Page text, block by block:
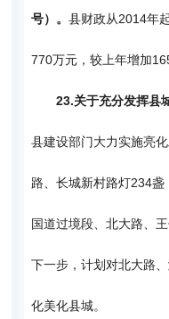
号）。 县财政从2014年
770万元，较上年增加
23.关于充分发挥县
县建设部门大力实施亮
路、长城新村路灯234
国道过境段、北大路、
下一步，计划对北大路
化美化县城。